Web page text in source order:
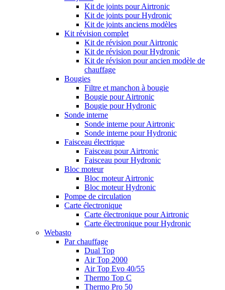
Kit de joints pour Airtronic
Kit de joints pour Hydronic
Kit de joints anciens modèles
Kit révision complet
Kit de révision pour Airtronic
Kit de révision pour Hydronic
Kit de révision pour ancien modèle de
chauffage
Bougies
Filtre et manchon à bougie
Bougie pour Airtronic
Bougie pour Hydronic
Sonde interne
Sonde interne pour Airtronic
Sonde interne pour Hydronic
Faisceau électrique
Faisceau pour Airtronic
Faisceau pour Hydronic
Bloc moteur
Bloc moteur Airtronic
Bloc moteur Hydronic
Pompe de circulation
Carte électronique
Carte électronique pour Airtronic
Carte électronique pour Hydronic
Webasto
Par chauffage
Dual Top
Air Top 2000
Air Top Evo 40/55
Thermo Top C
Thermo Pro 50